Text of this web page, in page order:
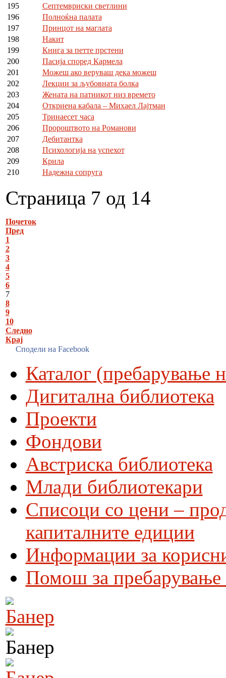
195
Септемвриски светлини
196
Полноќна палата
197
Принцот на маглата
198
Накит
199
Книга за петте прстени
200
Пасија според Кармела
201
Можеш ако веруваш дека можеш
202
Лекции за љубовната болка
203
Жената на патникот низ времето
204
Откриена кабала – Михаел Лајтман
205
Тринаесет часа
206
Пророштвото на Романови
207
Дебитантка
208
Психологија на успехот
209
Крила
210
Надежна сопруга
Страница 7 од 14
Почеток
Пред
1
2
3
4
5
6
7
8
9
10
Следно
Крај
Сподели на Facebook
Каталог (пребарување
Дигитална библиотека
Проекти
Фондови
Австриска библиотека
Млади библиотекари
Списоци со цени –
капиталните едиции
Информации за
Помош за